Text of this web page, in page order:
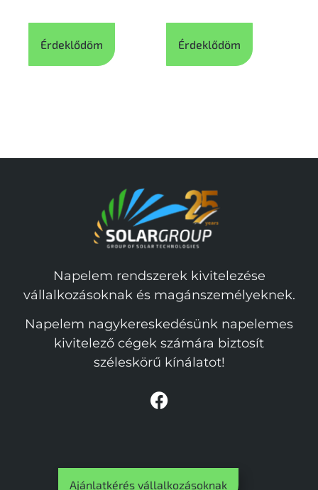
Érdeklődöm Érdeklődöm
Napelem rendszerek kivitelezése
vállalkozásoknak és magánszemélyeknek.
Napelem nagykereskedésünk napelemes
kivitelező cégek számára biztosít
széleskörű kínálatot!
Ajánlatkérés vállalkozásoknak